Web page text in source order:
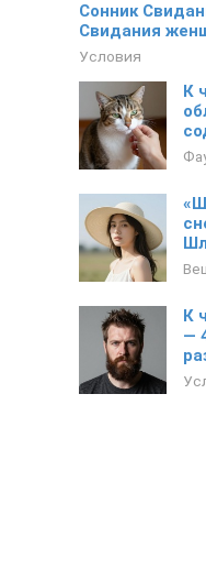
Сонник
Свидания
Условия
К
К
—